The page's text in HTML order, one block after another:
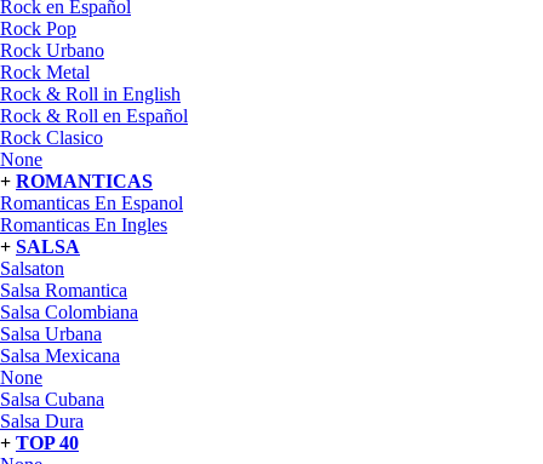
Rock en Español
Rock Pop
Rock Urbano
Rock Metal
Rock & Roll in English
Rock & Roll en Español
Rock Clasico
None
+ ROMANTICAS
Romanticas En Espanol
Romanticas En Ingles
+ SALSA
Salsaton
Salsa Romantica
Salsa Colombiana
Salsa Urbana
Salsa Mexicana
None
Salsa Cubana
Salsa Dura
+ TOP 40